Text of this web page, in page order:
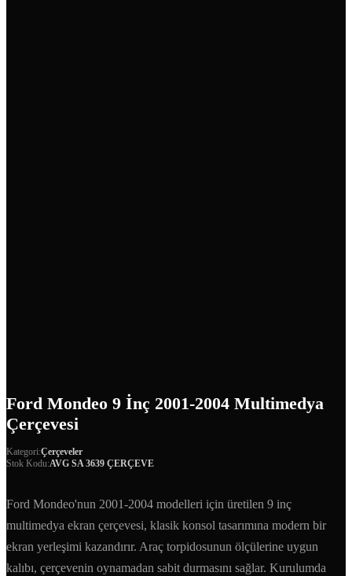
Ford Mondeo 9 İnç 2001-2004 Multimedya
Çerçevesi
Kategori:Çerçeveler
Stok Kodu:AVG SA 3639 ÇERÇEVE
Ford Mondeo'nun 2001-2004 modelleri için üretilen 9 inç
multimedya ekran çerçevesi, klasik konsol tasarımına modern bir
ekran yerleşimi kazandırır. Araç torpidosunun ölçülerine uygun
kalıbı, çerçevenin oynamadan sabit durmasını sağlar. Kurulumda